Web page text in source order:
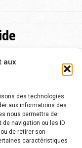
aux
des technologies
aux informations des
nous permettra de
navigation ou les ID
de retirer son
caractéristiques
7